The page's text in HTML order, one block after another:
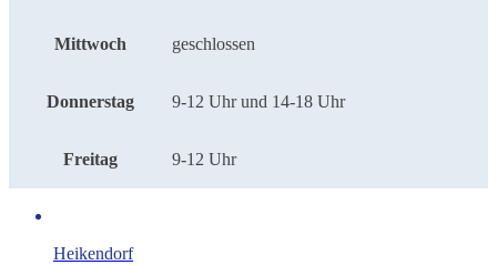
Mittwoch geschlossen
Donnerstag 9-12 Uhr und 14-18 Uhr
Freitag 9-12 Uhr
Heikendorf